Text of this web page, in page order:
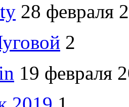
28 февраля
2
19 февраля